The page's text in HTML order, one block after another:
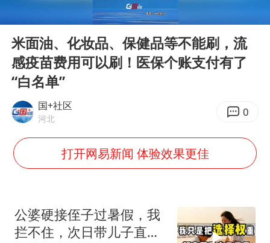
酒店回应车内过夜被收150元
几元成本 千万市值蒸发
牛津大学一纸声明甩不了锅
香港宏福苑火灾或由烟头引起
西贝创始人贾国龙押注鲜羊赛道
“不怕六爷挂得多 就怕六爷挂一颗”
36岁男演员成景区NPC后人气爆棚
人民的健康、体质、幸福一脉相承
Play
米面油、化妆品、保健品等不能刷，流
感疫苗费用可以刷！医保个账支付有了
“白名单”
国+社区
河北 0
打开网易新闻 体验效果更佳
公婆硬接侄子过暑假，我
拦不住，次日带儿子直飞